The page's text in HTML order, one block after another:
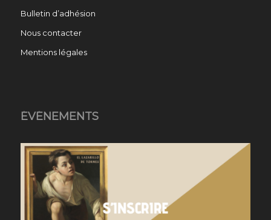
Bulletin d’adhésion
Nous contacter
Mentions légales
ÉVÉNEMENTS